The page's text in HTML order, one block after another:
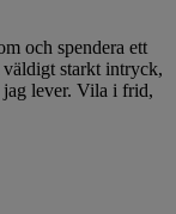
och spendera ett
väldigt starkt intryck,
jag lever. Vila i frid,